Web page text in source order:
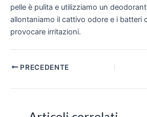
pelle è pulita e utilizziamo un
allontaniamo il cattivo odore e i batteri
provocare irritazioni.
Navigazione
PRECEDENTE